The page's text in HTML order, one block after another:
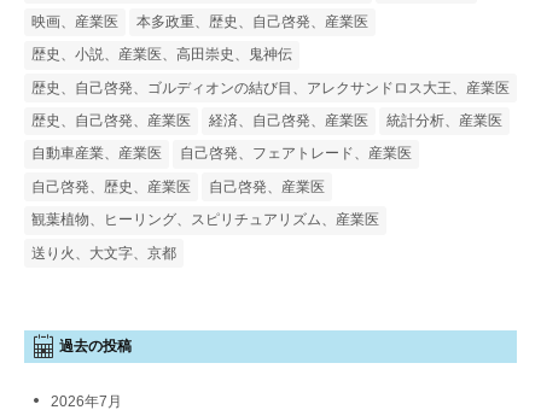
映画、産業医
本多政重、歴史、自己啓発、産業医
歴史、小説、産業医、高田崇史、鬼神伝
歴史、自己啓発、ゴルディオンの結び目、アレクサンドロス大王、産業医
歴史、自己啓発、産業医
経済、自己啓発、産業医
統計分析、産業医
自動車産業、産業医
自己啓発、フェアトレード、産業医
自己啓発、歴史、産業医
自己啓発、産業医
観葉植物、ヒーリング、スピリチュアリズム、産業医
送り火、大文字、京都
過去の投稿
2026年7月